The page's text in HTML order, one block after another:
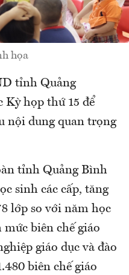
họa
tỉnh Quảng
họp thứ 15 để
nội dung quan trọng
tỉnh Quảng Bình
sinh các cấp, tăng
lớp so với năm học
biên chế giáo
giáo dục và đào
biên chế giáo